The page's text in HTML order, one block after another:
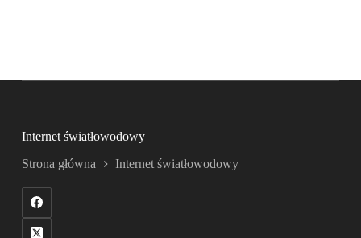
Internet światłowodowy
Strona główna Internet światłowodowy